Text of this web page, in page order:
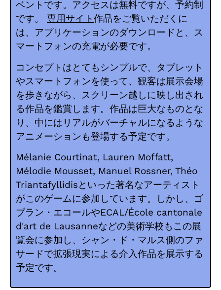
ベントです。アクセスは無料ですが、予約制
です。 専用サイト作品をご覧いただくに
は、アプリケーションのダウンロードと、ス
マートフォンの充電が必要です。
コンセプトはとてもシンプルで、タブレット
やスマートフォンを使って、観客は展示会場
を歩きながら、スクリーン越しに映し出され
る作品を鑑賞します。作品は巨大なものとな
り、中にはリアルがバーチャルになるような
アニメーションも登場する予定です。
Mélanie Courtinat, Lauren Moffatt,
Mélodie Mousset, Manuel Rossner, Théo
Triantafyllidisといった著名なアーティスト
がこのゲームに参加しています。しかし、ゴ
ブラン・エコールやECAL/École cantonale
d'art de Lausanneなどの美術学校もこの展
覧会に参加し、シャン・ド・マルス側のファ
サードで拡張現実による介入作品を展示する
予定です。